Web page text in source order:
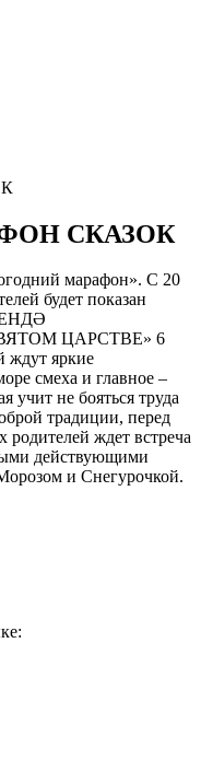
СКАЗОК
марафон». С 20
будет показан
ЦАРСТВЕ» 6
ждут яркие
смеха и главное –
учит не бояться труда
традиции, перед
ждет встреча
действующими
и Снегурочкой.